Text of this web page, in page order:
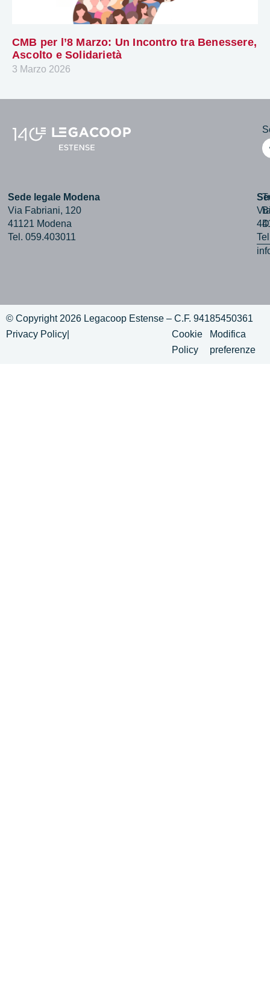
CMB per l’8 Marzo: Un Incontro tra Benessere,
Ascolto e Solidarietà
3 Marzo 2026
Sede legale Modena
Via Fabriani, 120
41121 Modena
Tel. 059.403011
© Copyright 2026 Legacoop Estense – C.F. 94185450361
Privacy Policy
Cookie
Policy
Modifica
preferenze